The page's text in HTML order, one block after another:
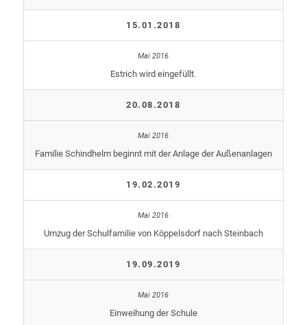
15.01.2018
Estrich wird eingefüllt.
20.08.2018
Familie Schindhelm beginnt mit der Anlage der Außenanlagen
19.02.2019
Umzug der Schulfamilie von Köppelsdorf nach Steinbach
19.09.2019
Einweihung der Schule